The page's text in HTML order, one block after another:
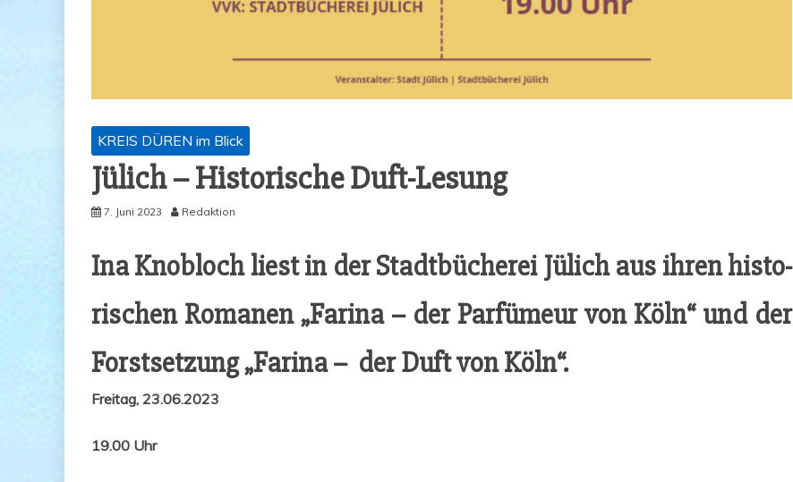
KREIS DÜREN im Blick
Jülich – His­to­ri­sche Duft-Lesung
7. Juni 2023 Redaktion
Ina Knob­loch liest in der Stadt­bü­che­rei Jülich aus ihren his­to­
ri­schen Roma­nen „Fari­na – der Par­fü­meur von Köln“ und der
Forst­set­zung „Fari­na – der Duft von Köln“.
Frei­tag, 23.06.2023
19.00 Uhr